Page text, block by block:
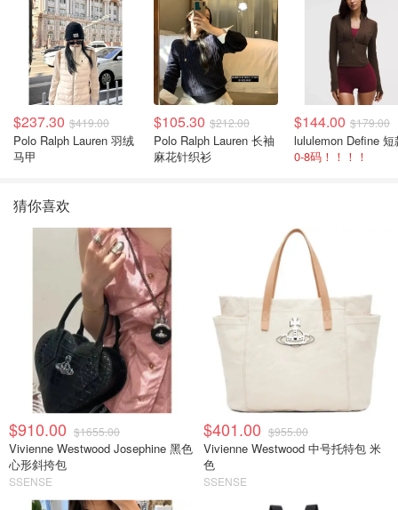
$237.30 $419.00
Polo Ralph Lauren 羽绒
马甲
$105.30 $212.00
Polo Ralph Lauren 长袖
麻花针织衫
$144.00 $179.00
0-8码！！！！
猜你喜欢
$910.00 $1655.00
Vivienne Westwood Josephine 黑色
心形斜挎包
SSENSE
$401.00 $955.00
Vivienne Westwood 中号托特包 米
色
SSENSE